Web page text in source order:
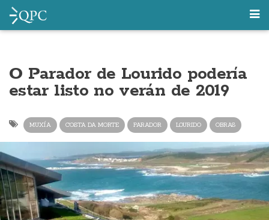
O Parador de Lourido podería
estar listo no verán de 2019
MUXÍA COSTA DA MORTE PARADOR LOURIDO OBRAS